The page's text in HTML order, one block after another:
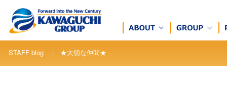
STAFF blog ｜ ★大切な仲間★